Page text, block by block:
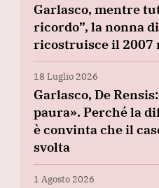
Garlasco, mentre
ricordo”, la nonna
ricostruisce il 2007
18 Luglio 2026
Garlasco, De
paura». Perché la
è convinta che il
svolta
1 Agosto 2026